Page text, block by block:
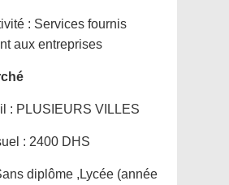
: Services fournis
aux entreprises
: PLUSIEURS VILLES
: 2400 DHS
diplôme ,Lycée (année